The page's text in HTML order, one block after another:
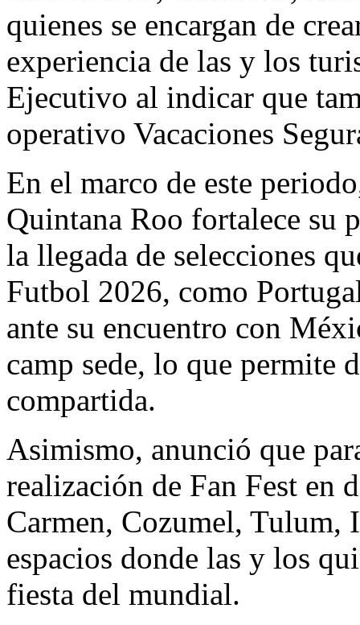
quienes se encargan de
experiencia de las y los
Ejecutivo al indicar que
operativo Vacaciones
En el marco de este
Quintana Roo fortalece su
la llegada de selecciones
Futbol 2026, como
ante su encuentro con
camp sede, lo que permite
compartida.
Asimismo, anunció que
realización de Fan Fest en
Carmen, Cozumel, Tulum,
espacios donde las y los
fiesta del mundial.